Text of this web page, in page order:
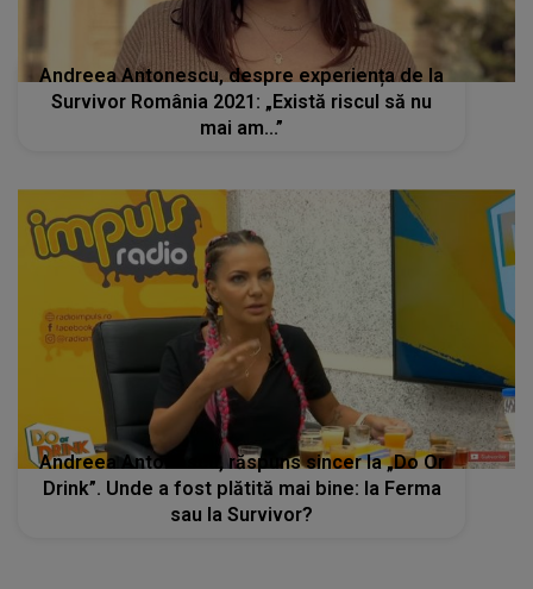
Andreea Antonescu, despre experiența de la
Survivor România 2021: „Există riscul să nu
mai am...”
Andreea Antonescu, răspuns sincer la „Do Or
Drink”. Unde a fost plătită mai bine: la Ferma
sau la Survivor?